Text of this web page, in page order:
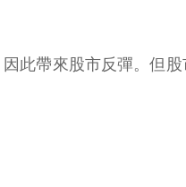
此帶來股市反彈。但